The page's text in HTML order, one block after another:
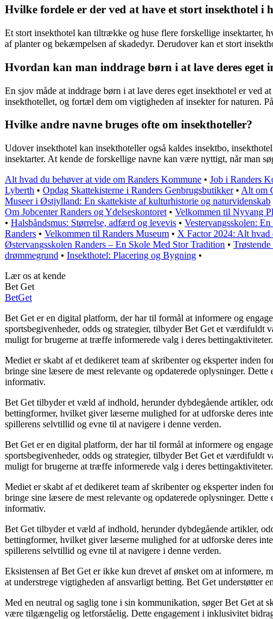
Hvilke fordele er der ved at have et stort insekthotel i
Et stort insekthotel kan tiltrække og huse flere forskellige insektarter,
af planter og bekæmpelsen af skadedyr. Derudover kan et stort
Hvordan kan man inddrage børn i at lave deres eget
En sjov måde at inddrage børn i at lave deres eget insekthotel er ved
insekthotellet, og fortæl dem om vigtigheden af insekter for naturen.
Hvilke andre navne bruges ofte om insekthoteller?
Udover insekthotel kan insekthoteller også kaldes insektbo,
insektarter. At kende de forskellige navne kan være nyttigt, når man
Alt hvad du behøver at vide om Randers Kommune • Job i Randers
Lyberth • Opdag Skattekisterne i Randers Genbrugsbutikker• Alt om
Museer i Østjylland: En skattekiste af kulturhistorie og naturvidenskab
Om Jobcenter Randers og Ydelseskontoret • Velkommen til Nyvang
• Halsbåndsmus: Størrelse, adfærd og levevis • Vestervangsskolen:
Randers • Velkommen til Randers Museum • X Factor 2024: Alt hvad
Østervangsskolen Randers – En Skole Med Stor Tradition •
drømmegrund • Insekthotel: Placering og Bygning •
Lær os at kende
Bet Get
BetGet
Bet Get er en digital platform, der har til formål at informere og
sportsbegivenheder, odds og strategier, tilbyder Bet Get et
muligt for brugerne at træffe informerede valg i deres bettingaktiviteter.
Mediet er skabt af et dedikeret team af skribenter og eksperter inden
bringe sine læsere de mest relevante og opdaterede oplysninger.
informativ.
Bet Get tilbyder et væld af indhold, herunder dybdegående artikler,
bettingformer, hvilket giver læserne mulighed for at udforske deres
spillerens selvtillid og evne til at navigere i denne verden.
Bet Get er en digital platform, der har til formål at informere og
sportsbegivenheder, odds og strategier, tilbyder Bet Get et
muligt for brugerne at træffe informerede valg i deres bettingaktiviteter.
Mediet er skabt af et dedikeret team af skribenter og eksperter inden
bringe sine læsere de mest relevante og opdaterede oplysninger.
informativ.
Bet Get tilbyder et væld af indhold, herunder dybdegående artikler,
bettingformer, hvilket giver læserne mulighed for at udforske deres
spillerens selvtillid og evne til at navigere i denne verden.
Eksistensen af Bet Get er ikke kun drevet af ønsket om at informere,
at understrege vigtigheden af ansvarligt betting. Bet Get understøtter
Med en neutral og saglig tone i sin kommunikation, søger Bet Get at
være tilgængelig og letforståelig. Dette engagement i inklusivitet